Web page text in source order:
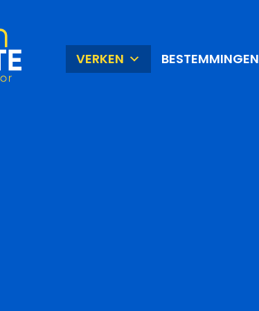
VERKEN BESTEMMINGEN